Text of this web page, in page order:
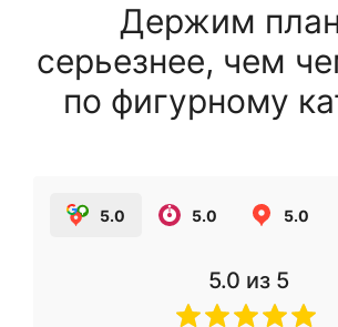
Держим
серьезнее, чем
по фигурному
5.0 5.0 5.0
5.0 из 5